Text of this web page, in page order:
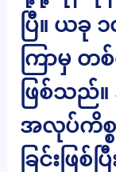
ပြီ။ ယခု
ကြာမှ တစ်
ဖြစ်သည်
အလုပ်ကိစ္စ
ခြင်းဖြ